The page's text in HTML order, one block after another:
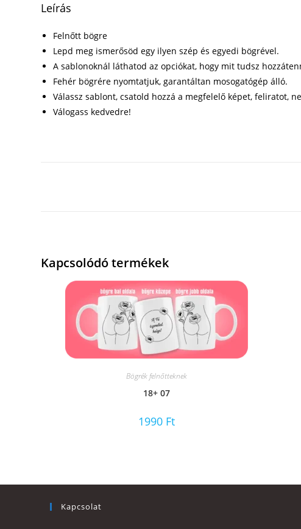
Leírás
Felnőtt bögre
Lepd meg ismerősöd egy ilyen szép és egyedi bögrével.
A sablonoknál láthatod az opciókat, hogy mit tudsz
Fehér bögrére nyomtatjuk, garantáltan mosogatógép álló.
Válassz sablont, csatold hozzá a megfelelő képet, feliratot,
Válogass kedvedre!
Kapcsolódó termékek
Bögrék felnőtteknek
18+ 07
1990 Ft
Kapcsolat